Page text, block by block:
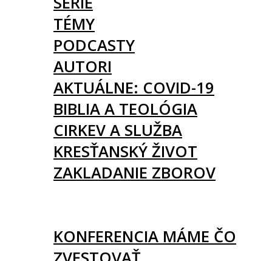
TÉMY
PODCASTY
AUTORI
AKTUÁLNE: COVID-19
BIBLIA A TEOLÓGIA
CIRKEV A SLUŽBA
KRESŤANSKÝ ŽIVOT
ZAKLADANIE ZBOROV
KONFERENCIA MÁME ČO